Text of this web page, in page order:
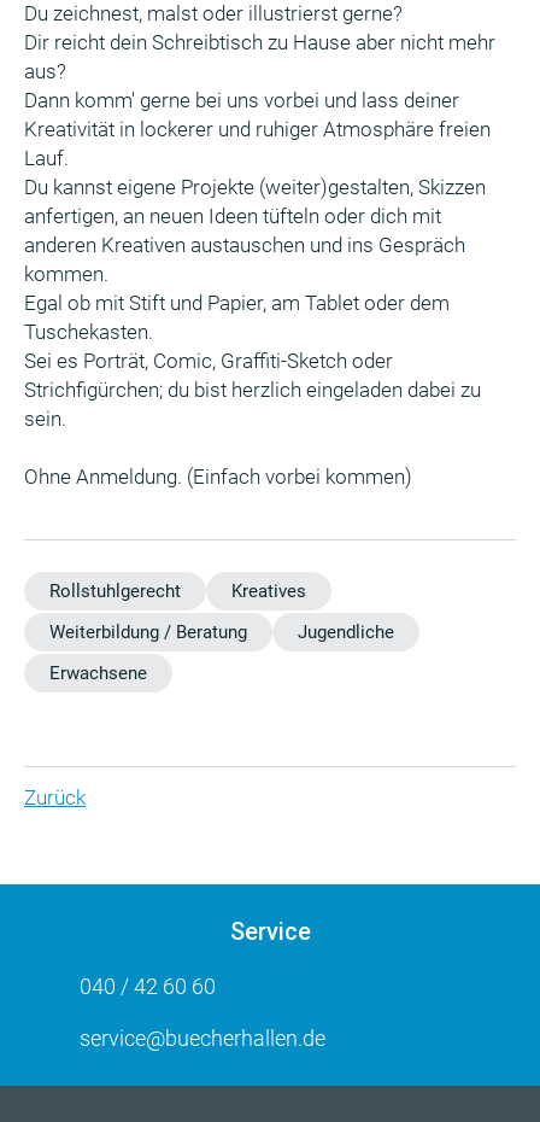
Du zeichnest, malst oder illustrierst gerne?
Dir reicht dein Schreibtisch zu Hause aber nicht mehr
aus?
Dann komm' gerne bei uns vorbei und lass deiner
Kreativität in lockerer und ruhiger Atmosphäre freien
Lauf.
Du kannst eigene Projekte (weiter)gestalten, Skizzen
anfertigen, an neuen Ideen tüfteln oder dich mit
anderen Kreativen austauschen und ins Gespräch
kommen.
Egal ob mit Stift und Papier, am Tablet oder dem
Tuschekasten.
Sei es Porträt, Comic, Graffiti-Sketch oder
Strichfigürchen; du bist herzlich eingeladen dabei zu
sein.
Ohne Anmeldung. (Einfach vorbei kommen)
Rollstuhlgerecht
Kreatives
Weiterbildung / Beratung
Jugendliche
Erwachsene
Zurück
Service
040 / 42 60 60
service@buecherhallen.de